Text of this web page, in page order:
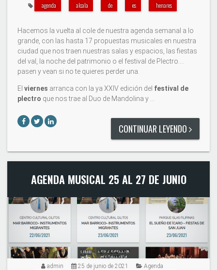
agenda alcala de es henares
Hacemos la vuelta al cole de nuestra agenda semanal a lo
grande, con las hasta 17 propuestas musicales en nuestra
ciudad que nos traen nuestras salas y espacios, las fiestas
del val, la noche del patrimonio o el festival de Plectro....
pasen y vean si no te quieres perder una.
El viernes arranca con la ya XXIV edición del festival de
plectro que nos trae al Duo de Mandolina y …
CONTINUAR LEYENDO
AGENDA MUSICAL 25 AL 27 DE JUNIO
admin 25 de junio de 2021 Agenda